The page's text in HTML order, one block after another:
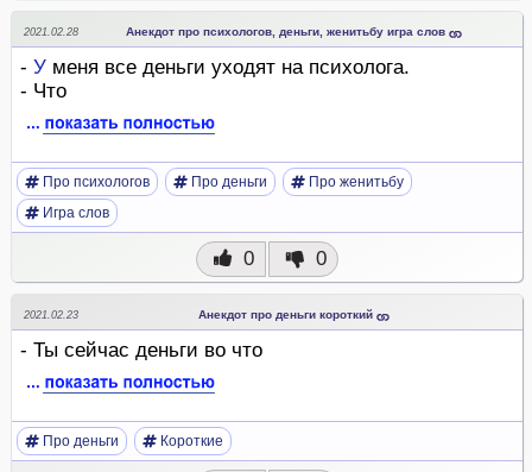
2021.02.28 Анекдот про психологов, деньги, женитьбу игра слов
- У меня все деньги уходят на психолога.
- Что
Про психологов Про деньги
Про женитьбу
Игра слов
0 0
2021.02.23 Анекдот про деньги короткий
- Ты сейчас деньги во что
Про деньги Короткие